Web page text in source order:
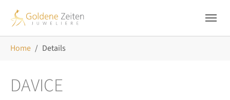
Home Details
DAVICE